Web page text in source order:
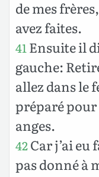
de mes
avez faites.
41 Ensuite il
gauche:
allez dans le
préparé pour
anges.
42Car j’ai eu
pas donné à